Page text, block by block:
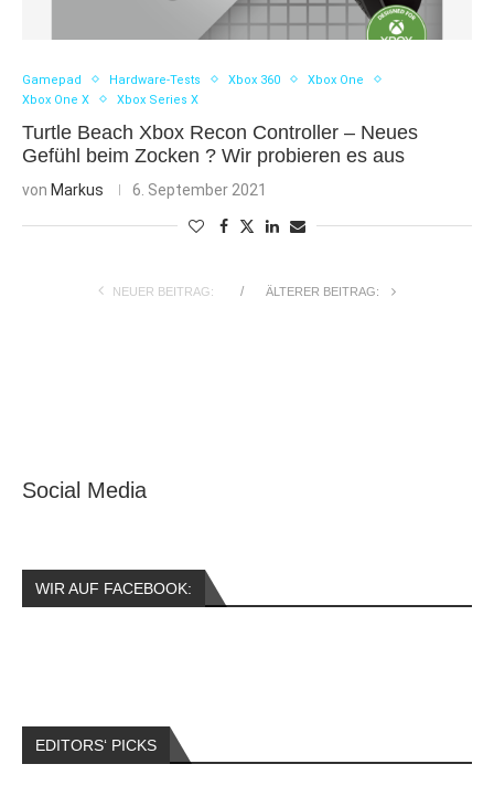
Gamepad Hardware-Tests Xbox 360
Xbox One
Xbox One X
Xbox Series X
Turtle Beach Xbox Recon Controller – Neues
Gefühl beim Zocken ? Wir probieren es aus
von Markus 6. September 2021
NEUER BEITRAG: ÄLTERER BEITRAG:
Social Media
WIR AUF FACEBOOK:
EDITORS‘ PICKS